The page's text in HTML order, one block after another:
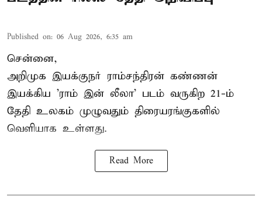
Published on: 06 Aug 2026, 6:35 am
சென்னை,
அறிமுக இயக்குநர் ராம்சந்திரன் கண்ணன்
இயக்கிய 'ராம் இன் லீலா' படம் வருகிற 21-ம்
தேதி உலகம் முழுவதும் திரையரங்குகளில்
வெளியாக உள்ளது.
Read More